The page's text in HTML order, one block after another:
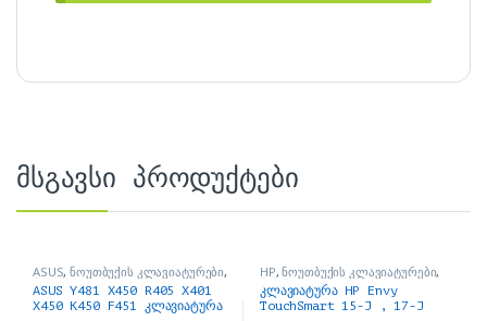
მსგავსი პროდუქტები
ASUS,ნოუთბუქის კლავიატურები,
ნოუთბუქის ნაწილები და
აქსესუარები
ASUS Y481 X450 R405 X401
X450 K450 F451 კლავიატურა
HP,ნოუთბუქის კლავიატურები,
ნოუთბუქის ნაწილები და
აქსესუარები
კლავიატურა HP Envy
TouchSmart 15-J , 17-J